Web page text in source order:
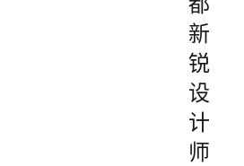
新
锐
设
计
师